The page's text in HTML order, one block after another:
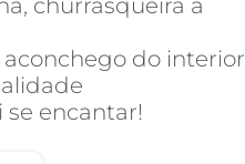
churrasqueira a
do interior
se encantar!